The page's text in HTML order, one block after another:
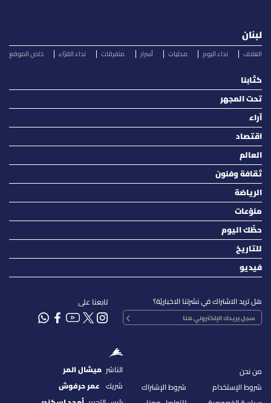
لبنان
الغلاف نداء اليوم محليات أسرار متفرقات نداء القرّاء خاص الموقع
كتّابنا
تحت المجهر
آراء
اقتصاد
العالم
ثقافة وفنون
الرياضة
منوّعات
حظّك اليوم
للتاريخ
فيديو
هل تريد الاشتراك في نشرتنا الاخباريّة؟ تابعنا على
من نحن
شروط الإستخدام
شروط الإشتراك
الناشر ميشال المر
شريك عمر حرفوش